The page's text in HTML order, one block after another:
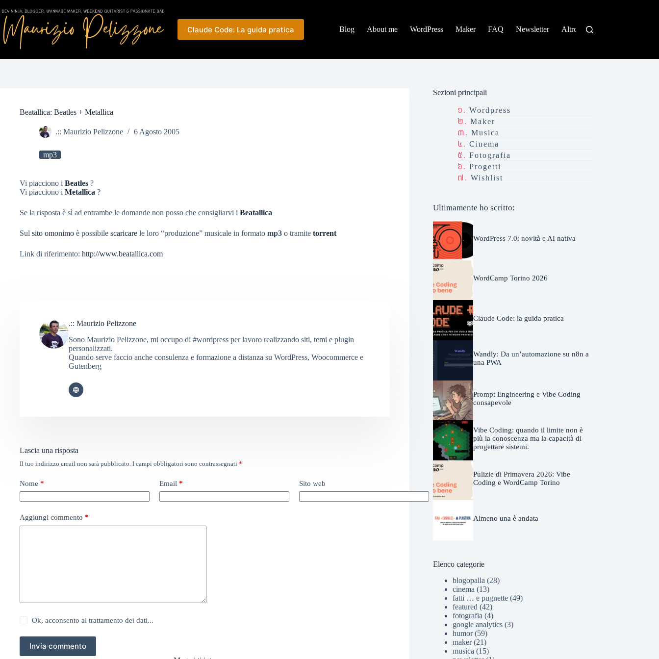
al
contenuto
Claude Code: La guida pratica Blog About me WordPress Maker FAQ Newsletter Altro
Beatallica: Beatles + Metallica
.:: Maurizio Pelizzone 6 Agosto 2005
mp3
Vi piacciono i Beatles ?
Vi piacciono i Metallica ?
Se la risposta è sì ad entrambe le domande non posso che consigliarvi i Beatallica
Sul sito omonimo è possibile scaricare le loro “produzione” musicale in formato mp3 o tramite torrent
Link di riferimento: http://www.beatallica.com
.:: Maurizio Pelizzone
Sono Maurizio Pelizzone, mi occupo di #wordpress per lavoro realizzando siti, temi e plugin
personalizzati.
Quando serve faccio anche consulenza e formazione a distanza su WordPress, Woocommerce e
Gutenberg
Lascia una risposta
Il tuo indirizzo email non sarà pubblicato. I campi obbligatori sono contrassegnati *
Nome * Email * Sito web
Aggiungi commento *
Ok, acconsento al trattamento dei dati...
Invia commento
Sezioni principali
Wordpress
Maker
Musica
Cinema
Fotografia
Progetti
Wishlist
Ultimamente ho scritto:
WordPress 7.0: novità e AI nativa
WordCamp Torino 2026
Claude Code: la guida pratica
Wandly: Da un’automazione su n8n a
una PWA
Prompt Engineering e Vibe Coding
consapevole
Vibe Coding: quando il limite non è
più la conoscenza ma la capacità di
progettare sistemi.
Pulizie di Primavera 2026: Vibe
Coding e WordCamp Torino
Almeno una è andata
Elenco categorie
blogopalla (28)
cinema (13)
fatti … e pugnette (49)
featured (42)
fotografia (4)
google analytics (3)
humor(59)
maker(21)
musica (15)